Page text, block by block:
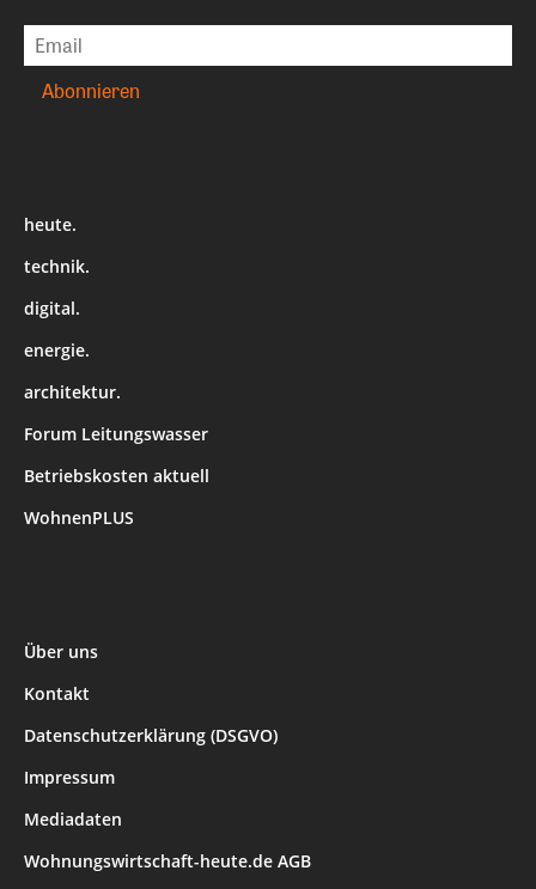
heute.
technik.
digital.
energie.
architektur.
Forum Leitungswasser
Betriebskosten aktuell
WohnenPLUS
Über uns
Kontakt
Datenschutzerklärung (DSGVO)
Impressum
Mediadaten
Wohnungswirtschaft-heute.de AGB